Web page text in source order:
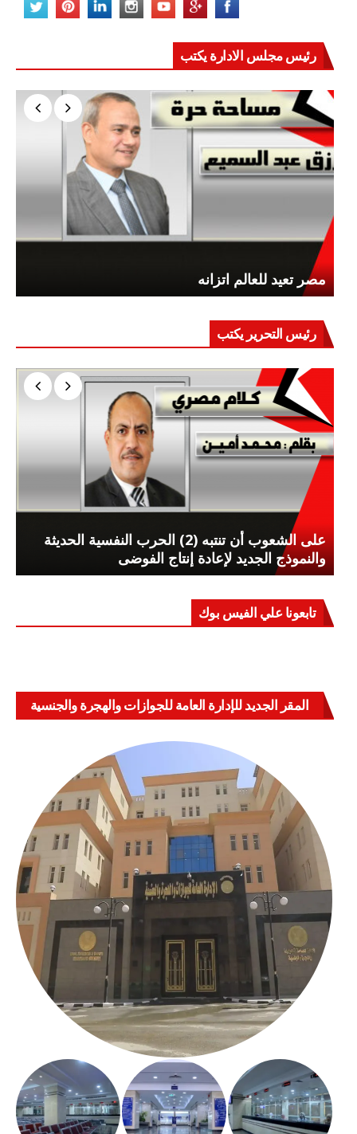
رئيس مجلس الادارة يكتب
مصر تعيد للعالم اتزانه
رئيس التحرير يكتب
على الشعوب أن تنتبه (2) الحرب النفسية الحديثة
والنموذج الجديد لإعادة إنتاج الفوضى
تابعونا علي الفيس بوك
المقر الجديد للإدارة العامة للجوازات والهجرة والجنسية